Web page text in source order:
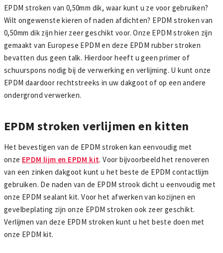
EPDM stroken van 0,50mm dik, waar kunt u ze voor gebruiken?
Wilt ongewenste kieren of naden afdichten? EPDM stroken van
0,50mm dik zijn hier zeer geschikt voor. Onze EPDM stroken zijn
gemaakt van Europese EPDM en deze EPDM rubber stroken
bevatten dus geen talk. Hierdoor heeft u geen primer of
schuurspons nodig bij de verwerking en verlijming. U kunt onze
EPDM daardoor rechtstreeks in uw dakgoot of op een andere
ondergrond verwerken.
EPDM stroken verlijmen en kitten
Het bevestigen van de EPDM stroken kan eenvoudig met
onze EPDM lijm en EPDM kit. Voor bijvoorbeeld het renoveren
van een zinken dakgoot kunt u het beste de EPDM contactlijm
gebruiken. De naden van de EPDM strook dicht u eenvoudig met
onze EPDM sealant kit. Voor het afwerken van kozijnen en
gevelbeplating zijn onze EPDM stroken ook zeer geschikt.
Verlijmen van deze EPDM stroken kunt u het beste doen met
onze EPDM kit.